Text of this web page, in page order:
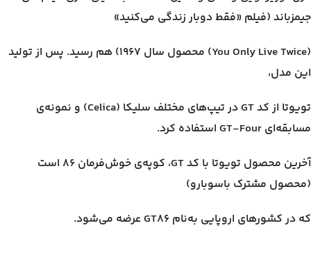
جیمزباند (فیلم «فقط دوبار زندگی می‌کنید»
(You Only Live Twice) محصول سال ۱۹۶۷) هم رسید. پس از تولید
این مدل،
تویوتا از کد GT در تیپ‌های مختلف سلیکا (Celica) و نمونه‌ی
مسابقه‌ای GT-Four استفاده کرد.
آخرین محصول تویوتا با کد GT، کوپه‌ی خوش‌فرمان ۸۶ است
(محصول مشترک باسوبارو)
که در کشورهای اروپایی به‌نام GT86 عرضه می‌شود.